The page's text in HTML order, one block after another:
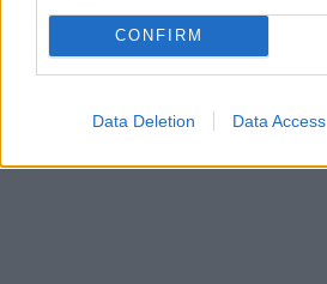
CONFIRM
Data Deletion Data Access